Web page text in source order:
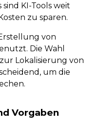
KI-Tools weit
zu sparen.
von
Die Wahl
Lokalisierung von
um die
Vorgaben